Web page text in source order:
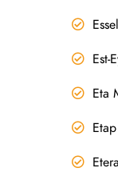
Est-
Eta